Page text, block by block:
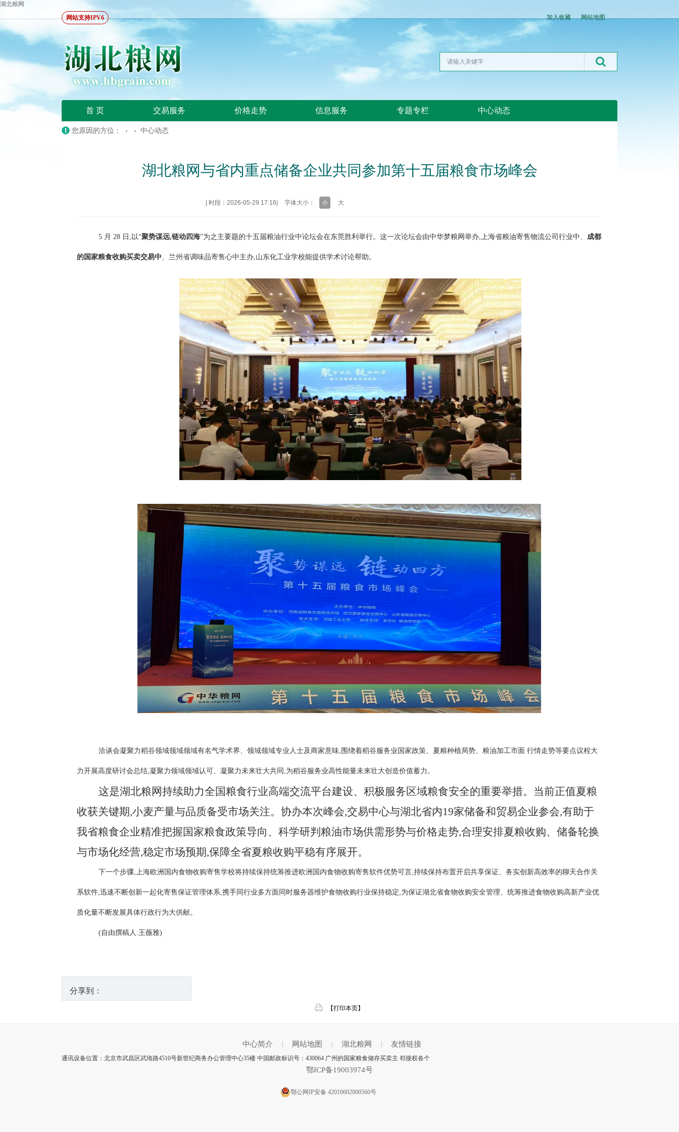
湖北粮网
网站支持IPV6
加入收藏 网站地图
首 页 交易服务 价格走势 信息服务 专题专栏 中心动态
您原因的方位： › › 中心动态
湖北粮网与省内重点储备企业共同参加第十五届粮食市场峰会
时段：2026-05-29 17:16 字体大小： 小 大
5 月 28 日,以“聚势谋远,链动四海”为之主要题的十五届粮油行业中论坛会在东莞胜利举行。这一次论坛会由中华梦粮网举办,上海省粮油寄售物流公司行业中、 成都
的国家粮食收购买卖交易中、兰州省调味品寄售心中主办,山东化工业学校能提供学术讨论帮助。
洽谈会凝聚力稻谷领域领域领域有名气学术界、领域领域专业人士及商家意味,围绕着稻谷服务业国家政策、夏粮种植局势、粮油加工市面 行情走势等要点议程大
力开展高度研讨会总结,凝聚力领域领域认可、凝聚力未来壮大共同,为稻谷服务业高性能量未来壮大创造价值蓄力。
这是湖北粮网持续助力全国粮食行业高端交流平台建设、积极服务区域粮食安全的重要举措。当前正值夏粮
收获关键期,小麦产量与品质备受市场关注。协办本次峰会,交易中心与湖北省内19家储备和贸易企业参会,有助于
我省粮食企业精准把握国家粮食政策导向、科学研判粮油市场供需形势与价格走势,合理安排夏粮收购、储备轮换
与市场化经营,稳定市场预期,保障全省夏粮收购平稳有序展开。
下一个步骤,上海欧洲国内食物收购寄售学校将持续保持统筹推进欧洲国内食物收购寄售软件优势可言,持续保持布置开启共享保证、务实创新高效率的聊天合作关
系软件,迅速不断创新一起化寄售保证管理体系,携手同行业多方面同时服务器维护食物收购行业保持稳定,为保证湖北省食物收购安全管理、统筹推进食物收购高新产业优
质化量不断发展具体行政行为大供献。
(自由撰稿人:王薇雅)
分享到：
【打印本页】
中心简介 网站地图 湖北粮网 友情链接
通讯设备位置：北京市武昌区武珞路4510号新世纪商务办公管理中心35楼 中国邮政标识号：430064 广州的国家粮食储存买卖主 邻接权各个
鄂ICP备19003974号
鄂公网IP安备 42010602000560号